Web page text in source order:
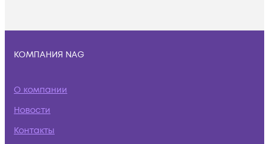
КОМПАНИЯ NAG
О компании
Новости
Контакты